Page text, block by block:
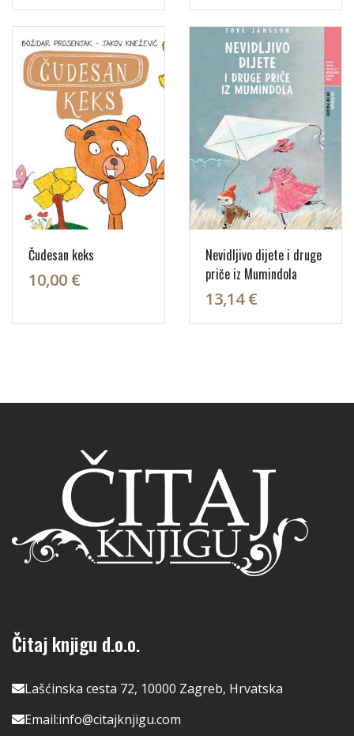
Čudesan keks
10,00 €
Nevidljivo dijete i druge
priče iz Mumindola
13,14 €
Čitaj knjigu d.o.o.
Lašćinska cesta 72, 10000 Zagreb, Hrvatska
Email:info@citajknjigu.com